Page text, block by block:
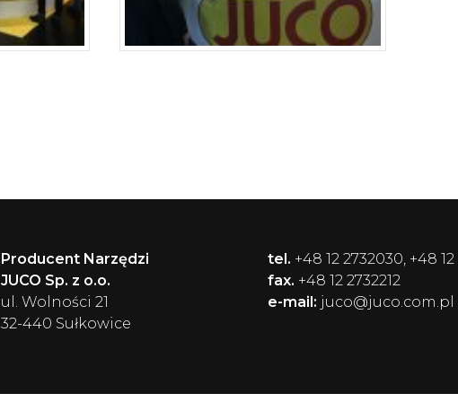
Producent Narzędzi
JUCO Sp. z o.o.
ul. Wolności 21
32-440 Sułkowice
tel. +48 12 2732030, +48 12
fax. +48 12 2732212
e-mail: juco@juco.com.pl